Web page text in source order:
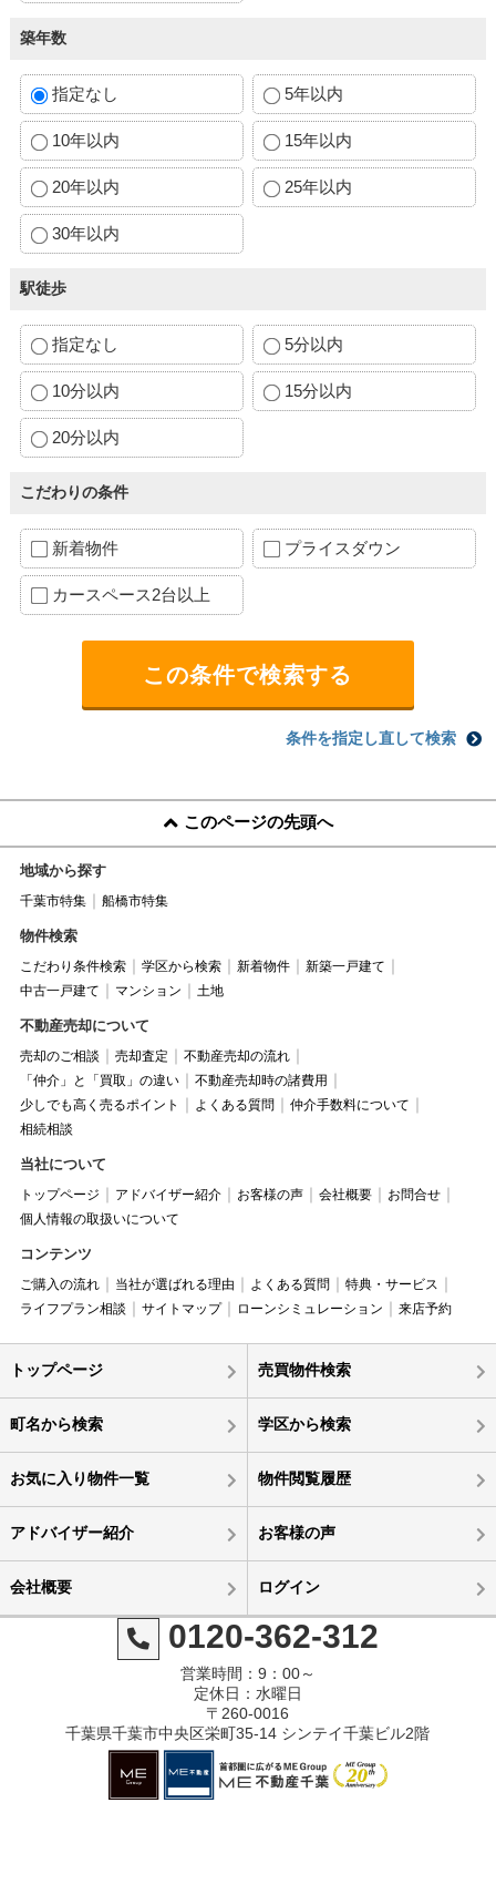
築年数
指定なし 5年以内
10年以内 15年以内
20年以内 25年以内
30年以内
駅徒歩
指定なし 5分以内
10分以内 15分以内
20分以内
こだわりの条件
新着物件 プライスダウン
カースペース2台以上
条件を指定し直して検索
このページの先頭へ
地域から探す
千葉市特集 船橋市特集
物件検索
こだわり条件検索 学区から検索 新着物件
新築一戸建て
中古一戸建て
マンション 土地
不動産売却について
売却のご相談 売却査定
不動産売却の流れ
「仲介」と「買取」の違い
不動産売却時の諸費用
少しでも高く売るポイント
よくある質問
仲介手数料について
相続相談
当社について
トップページ アドバイザー紹介 お客様の声 会社概要
お問合せ
個人情報の取扱いについて
コンテンツ
ご購入の流れ 当社が選ばれる理由 よくある質問
特典・サービス
ライフプラン相談
サイトマップ ローンシミュレーション 来店予約
トップページ 売買物件検索
町名から検索 学区から検索
お気に入り物件一覧 物件閲覧履歴
アドバイザー紹介 お客様の声
会社概要 ログイン
0120-362-312
営業時間：9：00～
定休日：水曜日
〒260-0016
千葉県千葉市中央区栄町35-14 シンテイ千葉ビル2階